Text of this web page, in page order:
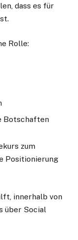
dass es für
Rolle:
Botschaften
zum
Positionierung
innerhalb von
über Social